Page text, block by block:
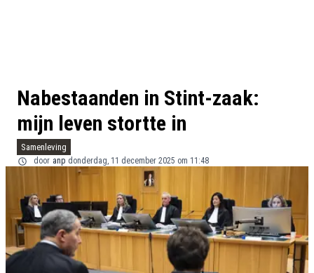
Nabestaanden in Stint-zaak:
mijn leven stortte in
Samenleving
door anp donderdag, 11 december 2025 om 11:48